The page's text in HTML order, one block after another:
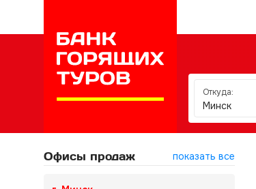
Откуда:
Минск
Офисы продаж показать все